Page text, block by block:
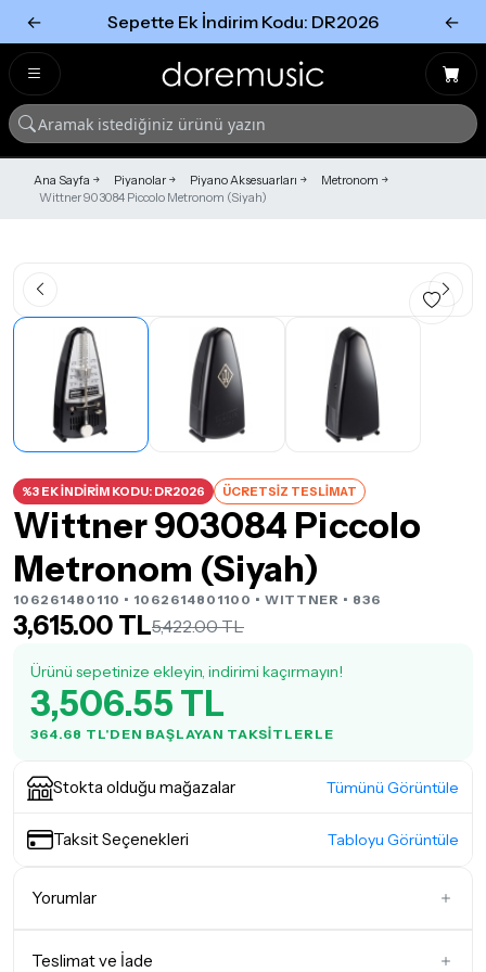
← Sepette Ek İndirim Kodu: DR2026 ←
Ana Sayfa Piyanolar Piyano Aksesuarları
Metronom
Wittner 903084 Piccolo Metronom (Siyah)
%3 EK İNDİRİM KODU: DR2026 ÜCRETSİZ TESLİMAT
Wittner 903084 Piccolo
Metronom (Siyah)
106261480110 • 1062614801100 • WITTNER • 836
3,615.00 TL5,422.00 TL
Ürünü sepetinize ekleyin, indirimi kaçırmayın!
3,506.55 TL
364.68 TL'DEN BAŞLAYAN TAKSITLERLE
Stokta olduğu mağazalar Tümünü Görüntüle
Taksit Seçenekleri Tabloyu Görüntüle
Yorumlar
Teslimat ve İade
Tümünü Gör
Tümünü gör